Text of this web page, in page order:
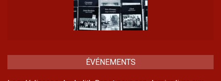
ÉVÉNEMENTS